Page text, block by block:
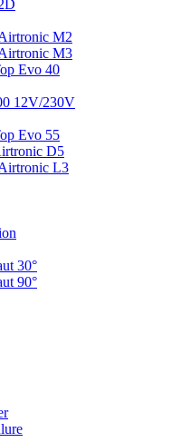
M2
M3
Evo 40
12V/230V
Evo 55
D5
L3
30°
90°